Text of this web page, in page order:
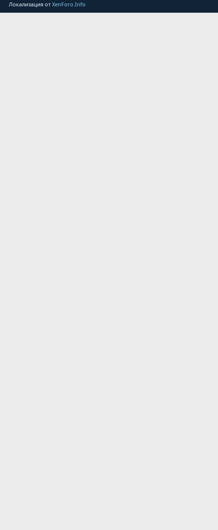
Локализация отXenForo.Info